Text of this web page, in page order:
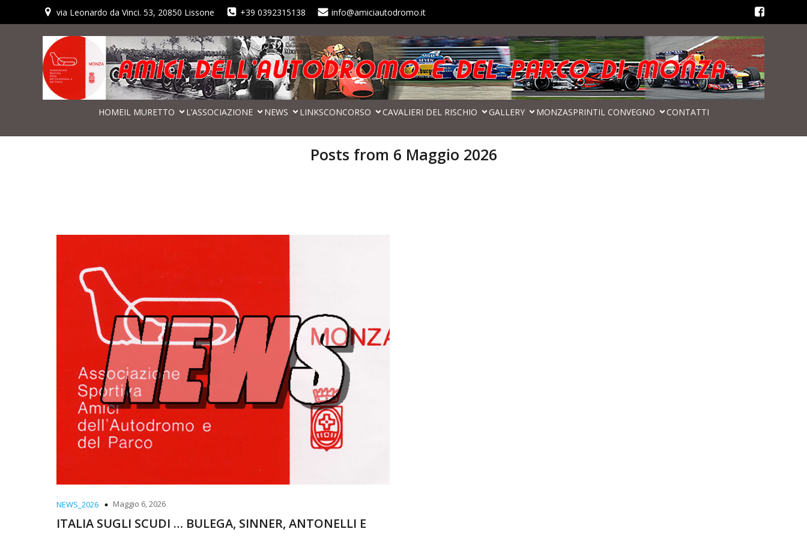
via Leonardo da Vinci. 53, 20850 Lissone +39 0392315138 info@amiciautodromo.it
HOMEIL MURETTO L’ASSOCIAZIONE NEWS LINKSCONCORSO CAVALIERI DEL RISCHIO GALLERY MONZASPRINTIL CONVEGNO CONTATTI
Posts from 6 Maggio 2026
NEWS_2026 Maggio 6, 2026
ITALIA SUGLI SCUDI … BULEGA, SINNER, ANTONELLI E